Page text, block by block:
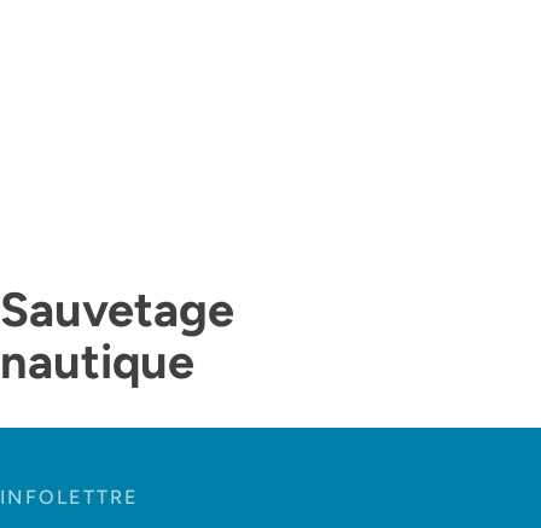
Sauvetage
nautique
INFOLETTRE